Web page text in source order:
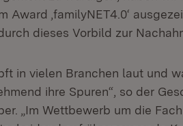
Award ‚familyNET4.0‘
dieses Vorbild zur
in vielen Branchen laut und
ihre Spuren“, so der
„Im Wettbewerb um die